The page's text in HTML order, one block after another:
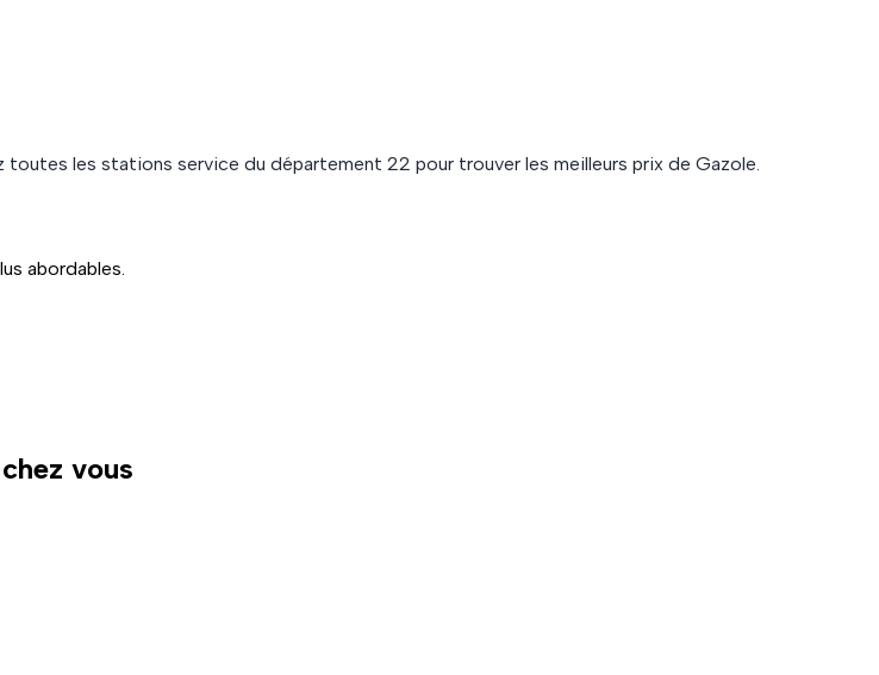
toutes les stations service du département 22 pour trouver les meilleurs prix de Gazole.
abordables.
vous